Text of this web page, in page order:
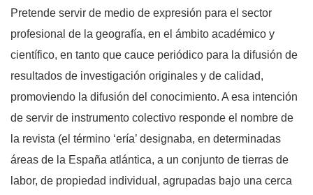
Pretende servir de medio de expresión para el sector
profesional de la geografía, en el ámbito académico y
científico, en tanto que cauce periódico para la difusión de
resultados de investigación originales y de calidad,
promoviendo la difusión del conocimiento. A esa intención
de servir de instrumento colectivo responde el nombre de
la revista (el término ‘ería’ designaba, en determinadas
áreas de la España atlántica, a un conjunto de tierras de
labor, de propiedad individual, agrupadas bajo una cerca